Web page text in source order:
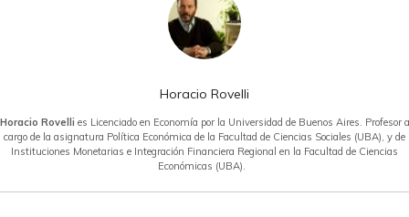
Horacio Rovelli
Horacio Rovelli es Licenciado en Economía por la Universidad de Buenos Aires. Profesor a
cargo de la asignatura Política Económica de la Facultad de Ciencias Sociales (UBA), y de
Instituciones Monetarias e Integración Financiera Regional en la Facultad de Ciencias
Económicas (UBA).